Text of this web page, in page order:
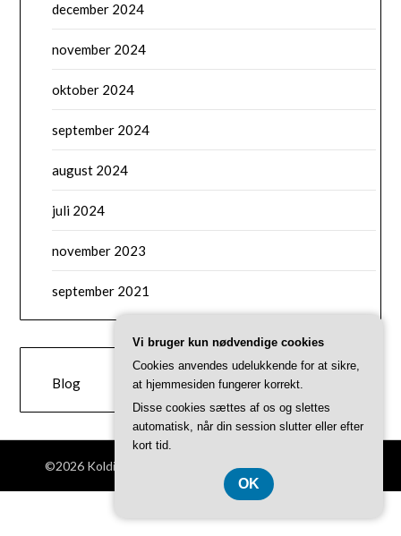
december 2024
november 2024
oktober 2024
september 2024
august 2024
juli 2024
november 2023
september 2021
CATEGORIES
Blog
©2026 Koldingselvhjaelp.dk | Theme by
CVR 37407739
Vi bruger kun nødvendige cookies
Cookies anvendes udelukkende for at sikre,
at hjemmesiden fungerer korrekt.
Disse cookies sættes af os og slettes
automatisk, når din session slutter eller efter
kort tid.
OK